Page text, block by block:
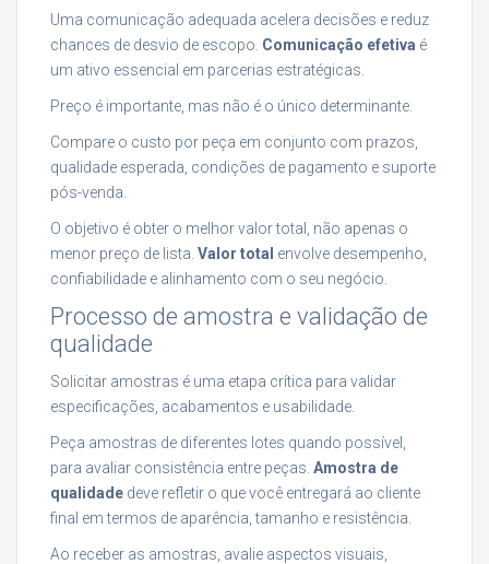
Uma comunicação adequada acelera decisões e reduz
chances de desvio de escopo. Comunicação efetiva é
um ativo essencial em parcerias estratégicas.
Preço é importante, mas não é o único determinante.
Compare o custo por peça em conjunto com prazos,
qualidade esperada, condições de pagamento e suporte
pós-venda.
O objetivo é obter o melhor valor total, não apenas o
menor preço de lista. Valor total envolve desempenho,
confiabilidade e alinhamento com o seu negócio.
Processo de amostra e validação de
qualidade
Solicitar amostras é uma etapa crítica para validar
especificações, acabamentos e usabilidade.
Peça amostras de diferentes lotes quando possível,
para avaliar consistência entre peças. Amostra de
qualidade deve refletir o que você entregará ao cliente
final em termos de aparência, tamanho e resistência.
Ao receber as amostras, avalie aspectos visuais,